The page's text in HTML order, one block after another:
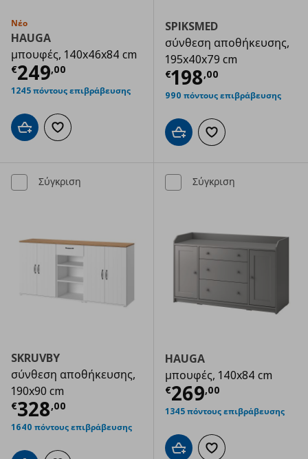
Νέο
HAUGA
μπουφές, 140x46x84 cm
€249,00
Τρέχουσα τιμή € 249,00
1245 πόντους επιβράβευσης
Προσθήκη στο καλάθι
Προσθήκη στα αγαπημένα
SPIKSMED
σύνθεση αποθήκευσης,
195x40x79 cm
€198,00
Τρέχουσα
990 πόντους επιβράβευσης
Προσθήκη στο καλάθι
Προσθήκη στα
Σύγκριση
SKRUVBY
σύνθεση αποθήκευσης,
190x90 cm
€328,00
Τρέχουσα τιμή € 328,00
1640 πόντους επιβράβευσης
Σύγκριση
HAUGA
μπουφές, 140x84 cm
€269,00
Τρέχουσα
1345 πόντους επιβράβευσης
Προσθήκη στο καλάθι
Προσθήκη στα